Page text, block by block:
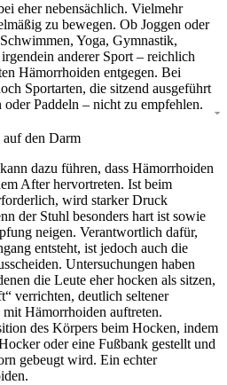
eher nebensächlich. Vielmehr
zu bewegen. Ob Joggen oder
Yoga, Gymnastik,
anderer Sport – reichlich
Hämorrhoiden entgegen. Bei
Sportarten, die sitzend ausgeführt
Paddeln – nicht zu empfehlen.
den Darm
dazu führen, dass Hämorrhoiden
After hervortreten. Ist beim
wird starker Druck
der Stuhl besonders hart ist sowie
neigen. Verantwortlich dafür,
entsteht, ist jedoch auch die
Untersuchungen haben
die Leute eher hocken als sitzen,
verrichten, deutlich seltener
Hämorrhoiden auftreten.
des Körpers beim Hocken, indem
oder eine Fußbank gestellt und
gebeugt wird. Ein echter